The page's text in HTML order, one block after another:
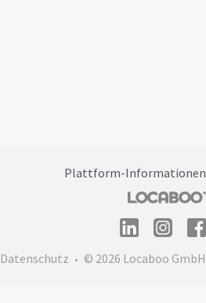
Plattform-Informationen
Datenschutz © 2026 Locaboo GmbH